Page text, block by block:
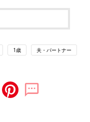
1歳 夫・パートナー